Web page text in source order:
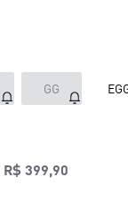
GG
R$ 399,90